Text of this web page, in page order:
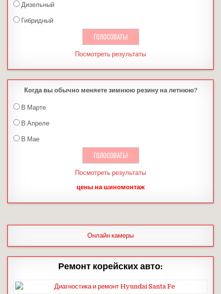
Дизельный
Гибридный
Посмотреть результаты
Когда вы обычно меняете зимнюю резину на летнюю?
В Марте
В Апреле
В Мае
Посмотреть результаты
цены на шиномонтаж
Онлайн камеры
Ремонт корейских авто: